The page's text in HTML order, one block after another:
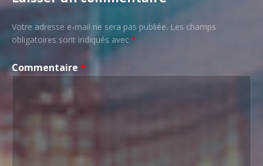
Votre adresse e-mail ne sera pas publiée. Les champs
obligatoires sont indiqués avec *
Commentaire *